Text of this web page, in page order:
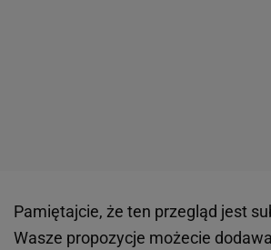
Pamiętajcie, że ten przegląd jest
Wasze propozycje możecie